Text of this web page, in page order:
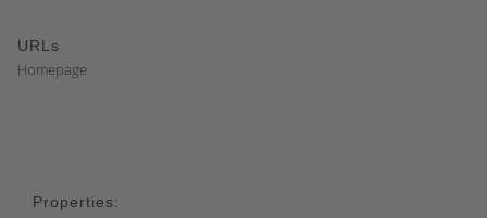
URLs
Homepage
Properties: